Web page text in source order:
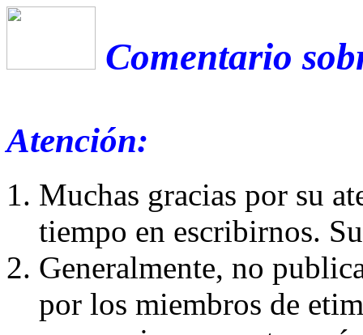
Comentario
Atención:
Muchas gracias por su
tiempo en escribirnos.
Generalmente, no
por los miembros de